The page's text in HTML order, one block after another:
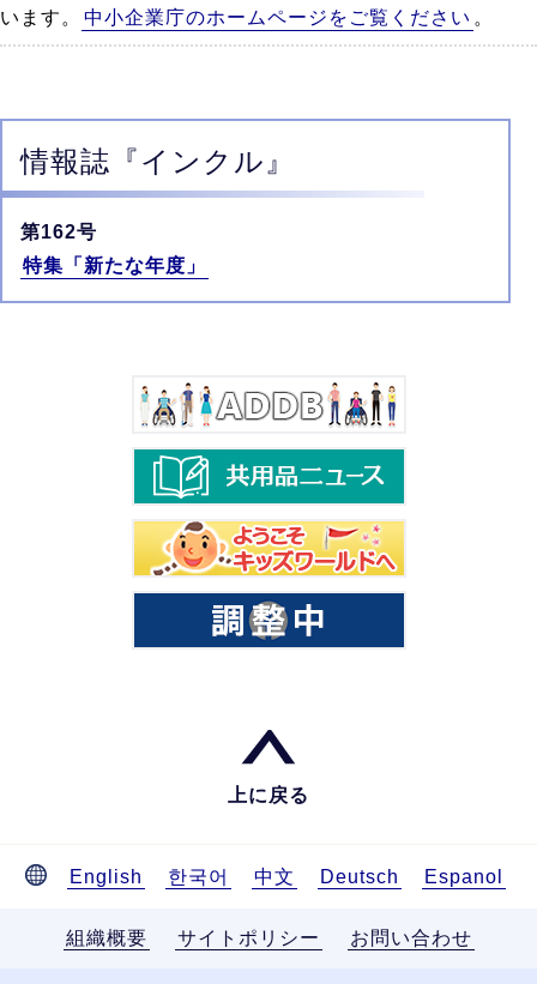
います。
中小企業庁のホームページをご覧ください 。
情報誌 『インクル』
第162号
特集「新たな年度」
上に戻る
English 한국어 中文 Deutsch Espanol
組織概要 サイトポリシー お問い合わせ